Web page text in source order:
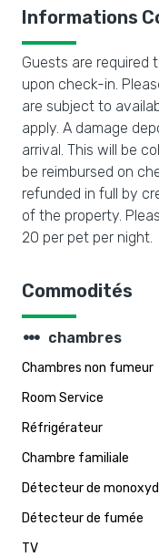
Informations
Guests are required
upon check-in.
are subject to
apply. A damage
arrival. This will be
be reimbursed on
refunded in full by
of the property.
20 per pet per night.
Commodités
steppers chambres
Chambres non fumeur
Room Service
Réfrigérateur
Chambre familiale
Détecteur de
Détecteur de fumée
TV